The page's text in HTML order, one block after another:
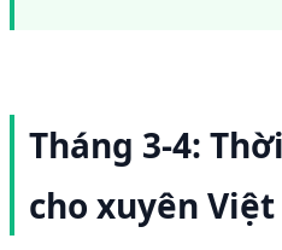
Tháng 3-4:
cho xuyên Việt